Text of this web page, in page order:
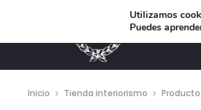
Inicio Tienda interiorismo
Utilizamos
Puedes